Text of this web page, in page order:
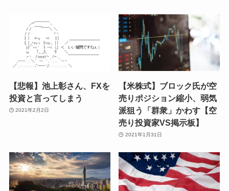
【悲報】池上彰さん、FXを
投資と言ってしまう
2021年2月2日
【米株式】ブロック氏が空
売りポジション縮小、弱気
派狙う「群衆」かわす【空
売り投資家VS掲示板】
2021年1月31日